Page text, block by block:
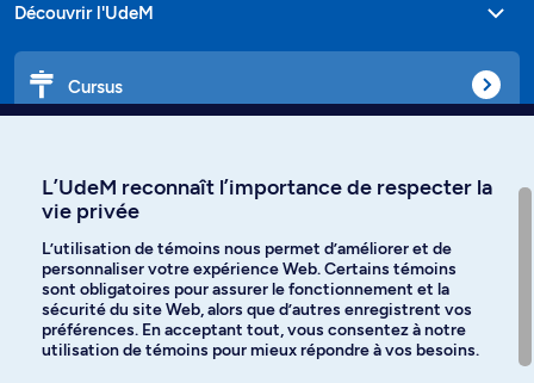
Découvrir l'UdeM
Cursus
Langues
Facebook Instagram
L’UdeM reconnaît l’importance de respecter la
vie privée
L’utilisation de témoins nous permet d’améliorer et de
personnaliser votre expérience Web. Certains témoins
sont obligatoires pour assurer le fonctionnement et la
sécurité du site Web, alors que d’autres enregistrent vos
préférences. En acceptant tout, vous consentez à notre
utilisation de témoins pour mieux répondre à vos besoins.